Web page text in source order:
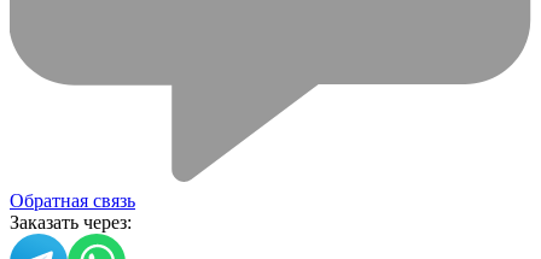
Обратная связь
Заказать через: